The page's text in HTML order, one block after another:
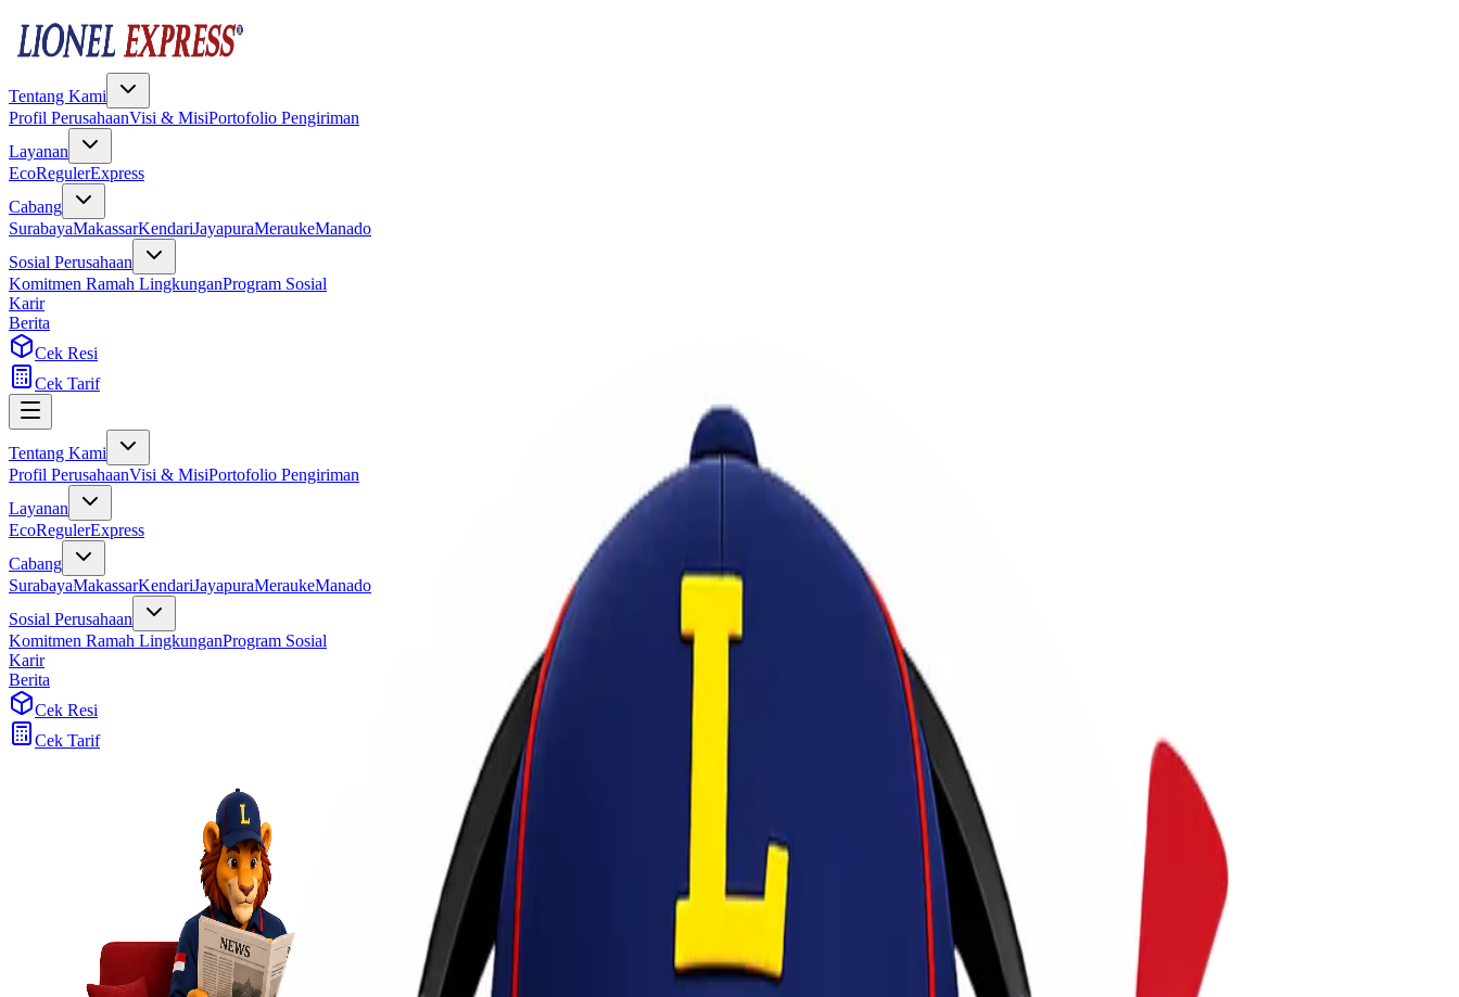
Tentang Kami
Profil PerusahaanVisi & MisiPortofolio Pengiriman
Layanan
EcoRegulerExpress
Cabang
SurabayaMakassarKendariJayapuraMeraukeManado
Sosial Perusahaan
Komitmen Ramah LingkunganProgram Sosial
Karir
Berita
Cek Resi
Cek Tarif
Tentang Kami
Profil PerusahaanVisi & MisiPortofolio Pengiriman
Layanan
EcoRegulerExpress
Cabang
SurabayaMakassarKendariJayapuraMeraukeManado
Sosial Perusahaan
Komitmen Ramah LingkunganProgram Sosial
Karir
Berita
Cek Resi
Cek Tarif